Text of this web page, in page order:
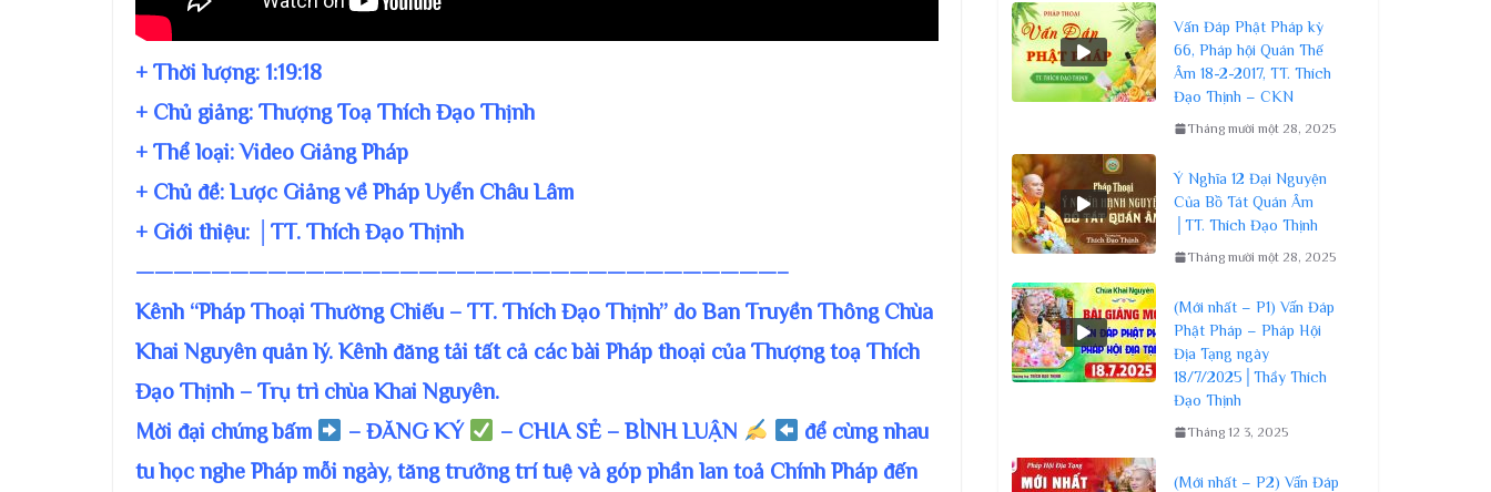
+ Thời lượng: 1:19:18
+ Chủ giảng: Thượng Toạ Thích Đạo Thịnh
+ Thể loại: Video Giảng Pháp
+ Chủ đề: Lược Giảng về Pháp Uyển Châu Lâm
+ Giới thiệu: │TT. Thích Đạo Thịnh
——————————————————————————————————–
Kênh “Pháp Thoại Thường Chiếu – TT. Thích Đạo Thịnh” do Ban Truyền Thông Chùa
Khai Nguyên quản lý. Kênh đăng tải tất cả các bài Pháp thoại của Thượng toạ Thích
Đạo Thịnh – Trụ trì chùa Khai Nguyên.
Mời đại chúng bấm
– ĐĂNG KÝ – CHIA SẺ – BÌNH LUẬN
để cùng nhau
tu học nghe Pháp mỗi ngày, tăng trưởng trí tuệ và góp phần lan toả Chính Pháp đến
Vấn Đáp Phật Pháp kỳ
66, Pháp hội Quán Thế
Âm 18-2-2017, TT. Thích
Đạo Thịnh – CKN
Tháng mười một 28, 2025
Ý Nghĩa 12 Đại Nguyện
Của Bồ Tát Quán Âm
│TT. Thích Đạo Thịnh
Tháng mười một 28, 2025
(Mới nhất – P1) Vấn Đáp
Phật Pháp – Pháp Hội
Địa Tạng ngày
18/7/2025│Thầy Thích
Đạo Thịnh
Tháng 12 3, 2025
(Mới nhất – P2) Vấn Đáp